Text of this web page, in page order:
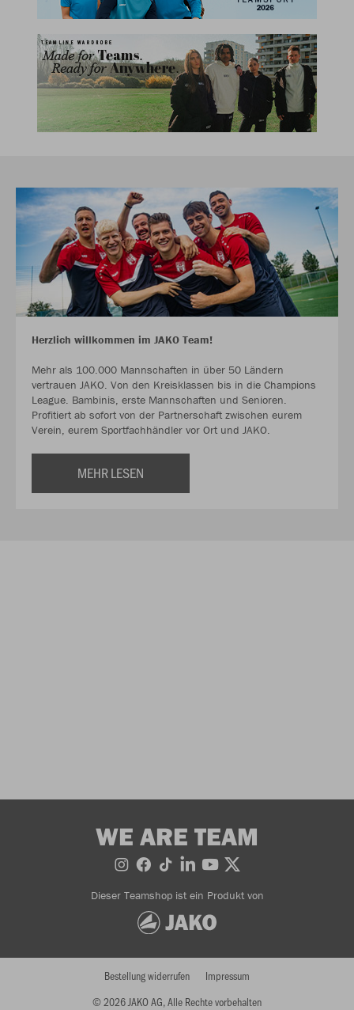
Herzlich willkommen im JAKO Team!
Mehr als 100.000 Mannschaften in über 50 Ländern
vertrauen JAKO. Von den Kreisklassen bis in die Champions
League. Bambinis, erste Mannschaften und Senioren.
Profitiert ab sofort von der Partnerschaft zwischen eurem
Verein, eurem Sportfachhändler vor Ort und JAKO.
MEHR LESEN
WE ARE TEAM
Dieser Teamshop ist ein Produkt von
© 2026 JAKO AG, Alle Rechte vorbehalten
Bestellung widerrufen Impressum